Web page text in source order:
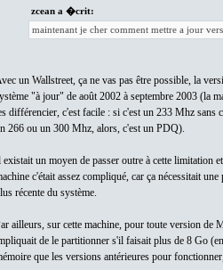
zcean a �crit:
maintenant je cher comment mettre a jour
un Wallstreet, ça ne vas pas être possible, la
"à jour" de août 2002 à septembre 2003 (la
différencier, c'est facile : si c'est un 233 Mhz
266 ou un 300 Mhz, alors, c'est un PDQ).
existait un moyen de passer outre à cette limitation
c'était assez compliqué, car ça nécessitait
récente du système.
ailleurs, sur cette machine, pour toute version de
de le partitionner s'il faisait plus de 8 Go
que les versions antérieures pour